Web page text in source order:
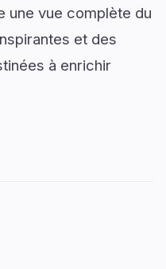
une vue complète du
et des
à enrichir